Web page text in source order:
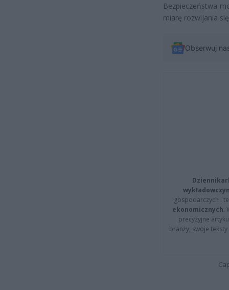
Bezpieczeństwa
miarę rozwijania
Obserwuj
gospodarczych i
ekonomicznych.
precyzyjne
branży, swoje